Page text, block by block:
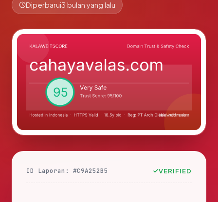
Diperbarui3 bulan yang lalu
ID Laporan: #C9A252B5 VERIFIED